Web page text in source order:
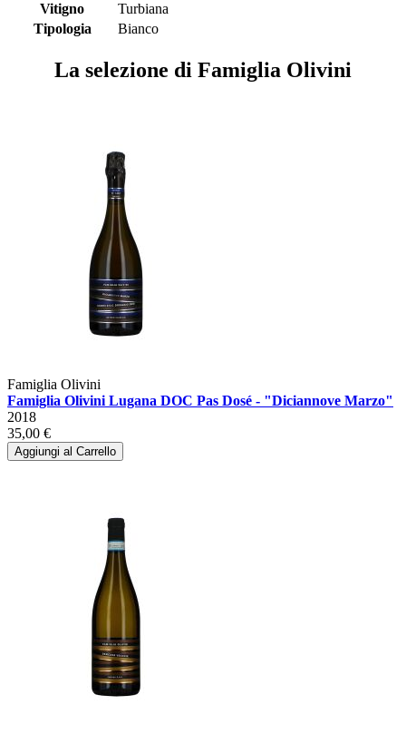
Vitigno
Turbiana
Tipologia
Bianco
La selezione di Famiglia Olivini
Famiglia Olivini
Famiglia Olivini Lugana DOC Pas Dosé - "Diciannove Marzo"
2018
35,00 €
Aggiungi al Carrello